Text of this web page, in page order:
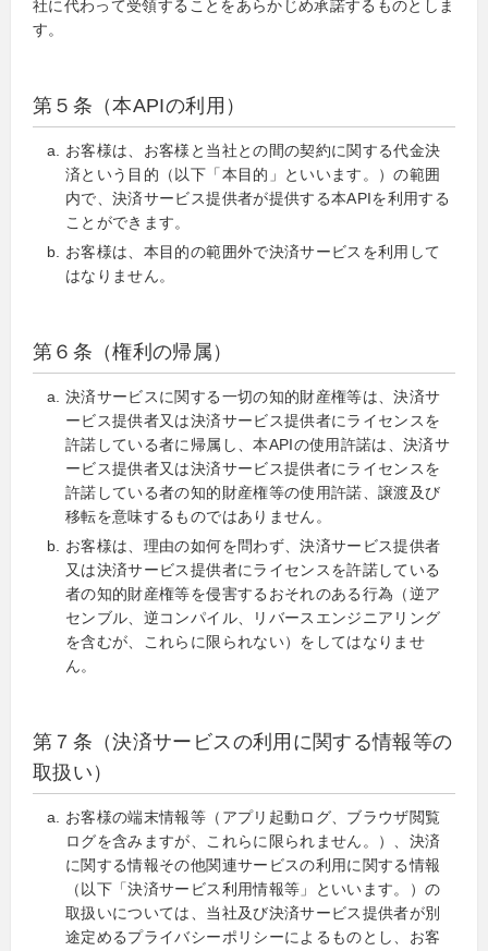
社に代わって受領することをあらかじめ承諾するものとしま
す。
第５条（本APIの利用）
お客様は、お客様と当社との間の契約に関する代金決
済という目的（以下「本目的」といいます。）の範囲
内で、決済サービス提供者が提供する本APIを利用する
ことができます。
お客様は、本目的の範囲外で決済サービスを利用して
はなりません。
第６条（権利の帰属）
決済サービスに関する一切の知的財産権等は、決済サ
ービス提供者又は決済サービス提供者にライセンスを
許諾している者に帰属し、本APIの使用許諾は、決済サ
ービス提供者又は決済サービス提供者にライセンスを
許諾している者の知的財産権等の使用許諾、譲渡及び
移転を意味するものではありません。
お客様は、理由の如何を問わず、決済サービス提供者
又は決済サービス提供者にライセンスを許諾している
者の知的財産権等を侵害するおそれのある行為（逆ア
センブル、逆コンパイル、リバースエンジニアリング
を含むが、これらに限られない）をしてはなりませ
ん。
第７条（決済サービスの利用に関する情報等の
取扱い）
お客様の端末情報等（アプリ起動ログ、ブラウザ閲覧
ログを含みますが、これらに限られません。）、決済
に関する情報その他関連サービスの利用に関する情報
（以下「決済サービス利用情報等」といいます。）の
取扱いについては、当社及び決済サービス提供者が別
途定めるプライバシーポリシーによるものとし、お客